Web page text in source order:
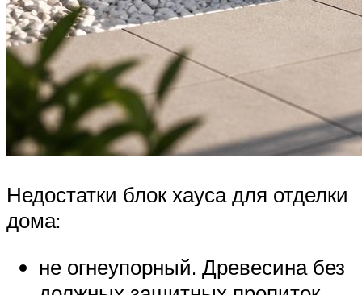
Недостатки блок хауса для отделки
дома:
не огнеупорный. Древесина без